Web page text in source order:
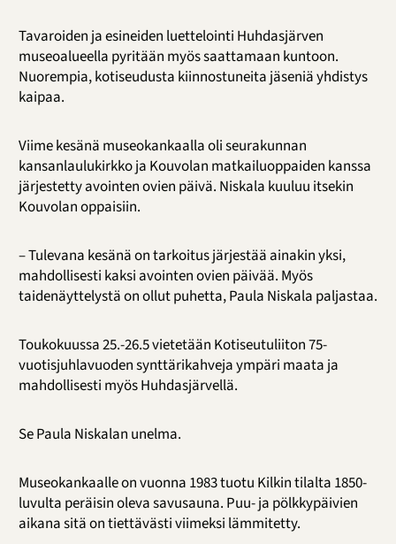
Tavaroiden ja esineiden luettelointi Huhdasjärven
museoalueella pyritään myös saattamaan kuntoon.
Nuorempia, kotiseudusta kiinnostuneita jäseniä yhdistys
kaipaa.
Viime kesänä museokankaalla oli seurakunnan
kansanlaulukirkko ja Kouvolan matkailuoppaiden kanssa
järjestetty avointen ovien päivä. Niskala kuuluu itsekin
Kouvolan oppaisiin.
– Tulevana kesänä on tarkoitus järjestää ainakin yksi,
mahdollisesti kaksi avointen ovien päivää. Myös
taidenäyttelystä on ollut puhetta, Paula Niskala paljastaa.
Toukokuussa 25.-26.5 vietetään Kotiseutuliiton 75-
vuotisjuhlavuoden synttärikahveja ympäri maata ja
mahdollisesti myös Huhdasjärvellä.
Se Paula Niskalan unelma.
Museokankaalle on vuonna 1983 tuotu Kilkin tilalta 1850-
luvulta peräisin oleva savusauna. Puu- ja pölkkypäivien
aikana sitä on tiettävästi viimeksi lämmitetty.